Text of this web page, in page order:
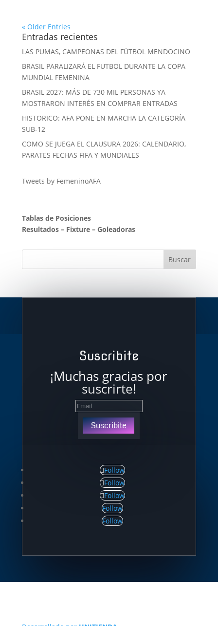
« Older Entries
Entradas recientes
LAS PUMAS, CAMPEONAS DEL FÚTBOL MENDOCINO
BRASIL PARALIZARÁ EL FUTBOL DURANTE LA COPA
MUNDIAL FEMENINA
BRASIL 2027: MÁS DE 730 MIL PERSONAS YA
MOSTRARON INTERÉS EN COMPRAR ENTRADAS
HISTORICO: AFA PONE EN MARCHA LA CATEGORÍA
SUB-12
COMO SE JUEGA EL CLAUSURA 2026: CALENDARIO,
PARATES FECHAS FIFA Y MUNDIALES
Tweets by FemeninoAFA
Tablas de Posiciones
Resultados– Fixture– Goleadoras
Suscribite
¡Muchas gracias por
suscrirte!
Suscribite
Follow
Follow
Follow
Follow
Follow